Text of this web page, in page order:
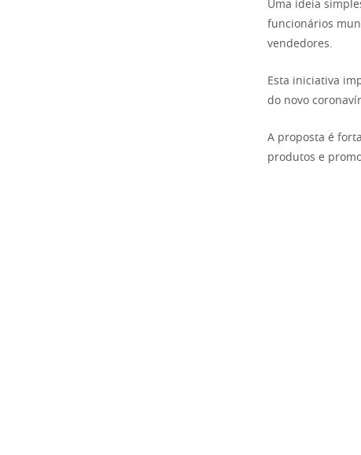
Uma ideia
funcionários
vendedores.
Esta iniciativa
do novo
A proposta é
produtos e